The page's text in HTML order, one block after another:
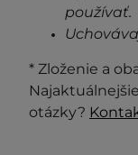
používať.
* Zloženie a
otázky?